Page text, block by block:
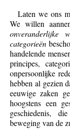
Laten we ons
We willen
onveranderlijke
categorieën
handelende
principes,
onpersoonlijke
hebben al gezien
eeuwige zaken
hoogstens een
geschiedenis,
beweging van de